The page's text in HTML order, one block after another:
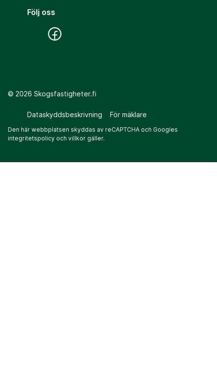
Följ oss
© 2026 Skogsfastigheter.fi
Dataskyddsbeskrivning För mäklare
Den här webbplatsen skyddas av reCAPTCHA och Googles
integritetspolicy och villkor gäller.